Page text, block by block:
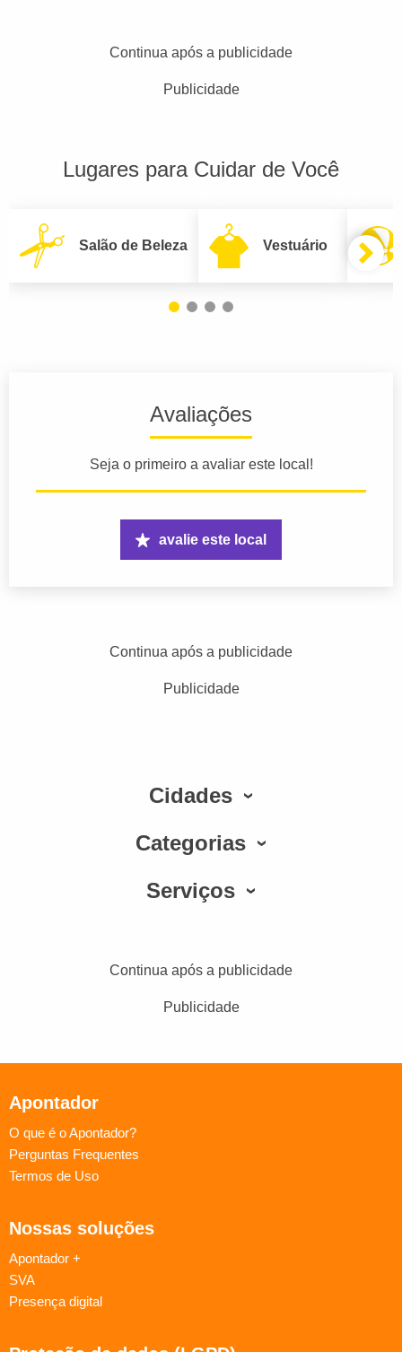
Continua após a publicidade
Publicidade
Lugares para Cuidar de Você
Salão de Beleza Vestuário
Avaliações
Seja o primeiro a avaliar este local!
avalie este local
Continua após a publicidade
Publicidade
Cidades
Categorias
Serviços
Continua após a publicidade
Publicidade
Apontador
O que é o Apontador?
Perguntas Frequentes
Termos de Uso
Nossas soluções
Apontador +
SVA
Presença digital